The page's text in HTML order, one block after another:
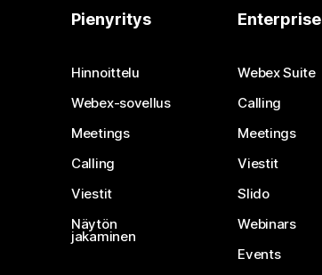
Pienyritys
Hinnoittelu
Webex-sovellus
Meetings
Calling
Viestit
Näytön
jakaminen
Enterprise
Webex Suite
Calling
Meetings
Viestit
Slido
Webinars
Events